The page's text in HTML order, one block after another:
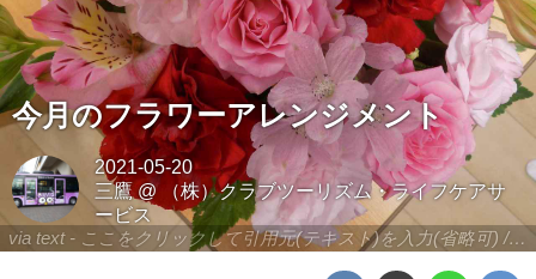
via text - ここをクリックして引用元(テキスト)を入力(省略可) / site.to.link.com - ここをクリックして引用元を入力(省略可)
今月のフラワーアレンジメント
2021-05-20
三鷹@
（株）クラブツーリズム・ライフケアサ
ービス